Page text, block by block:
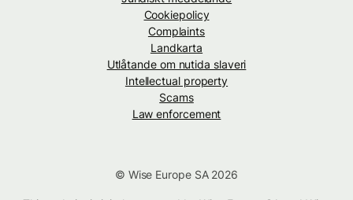
Cookiepolicy
Complaints
Landkarta
Utlåtande om nutida slaveri
Intellectual property
Scams
Law enforcement
© Wise Europe SA 2026